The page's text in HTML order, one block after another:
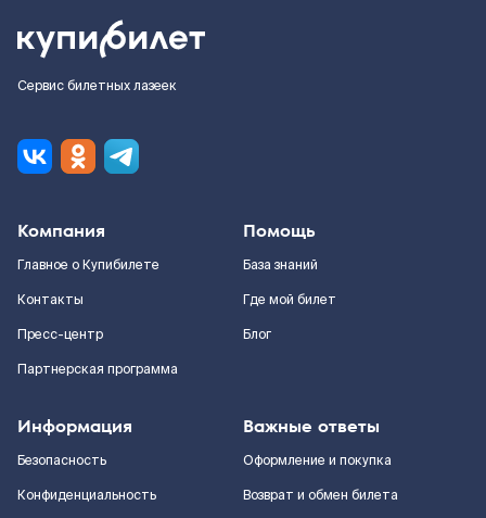
Сервис билетных лазеек
Компания
Главное о Купибилете
Контакты
Пресс-центр
Партнерская программа
Помощь
База знаний
Где мой билет
Блог
Информация
Безопасность
Конфиденциальность
Важные ответы
Оформление и покупка
Возврат и обмен билета